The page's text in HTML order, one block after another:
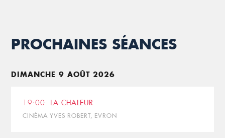
PROCHAINES SÉANCES
DIMANCHE 9 AOÛT 2026
19:00 LA CHALEUR
CINÉMA YVES ROBERT, EVRON